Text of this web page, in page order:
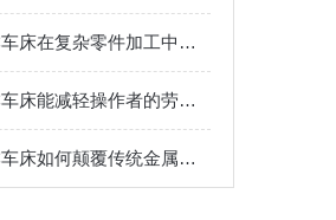
卧式CNC车床在复杂零件加工中的应用
立式CNC车床能减轻操作者的劳动强度吗？
立式CNC车床如何颠覆传统金属加工？